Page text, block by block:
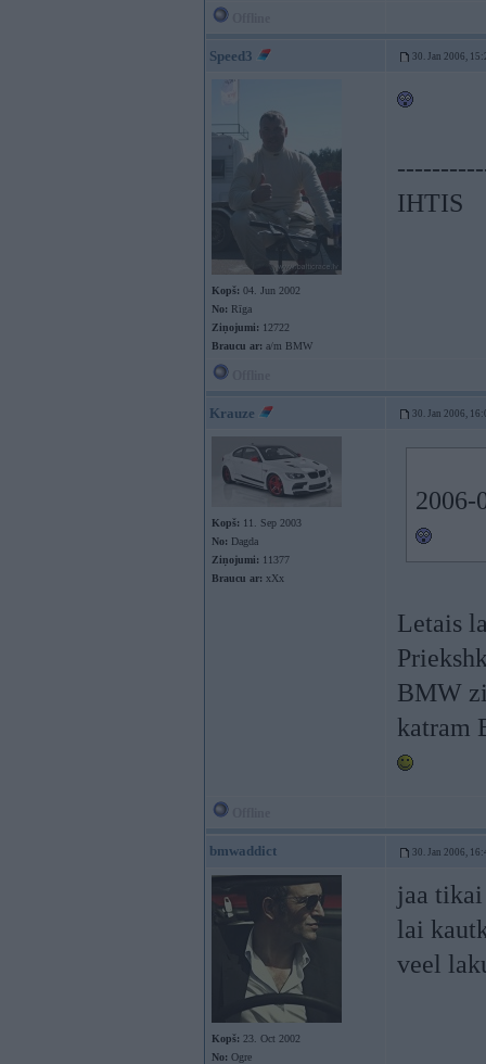
Speed3 30. Jan 2006,
Kopš: 04. Jun 2002
No: Rīga
Ziņojumi: 12722
Braucu ar: a/m BMW
IHTIS
Krauze 30. Jan 2006,
Kopš: 11. Sep 2003
No: Dagda
Ziņojumi: 11377
Braucu ar: xXx
2006-
Letais
BMW
katram
bmwaddict 30. Jan 2006,
Kopš: 23. Oct 2002
No: Ogre
jaa
lai
veel